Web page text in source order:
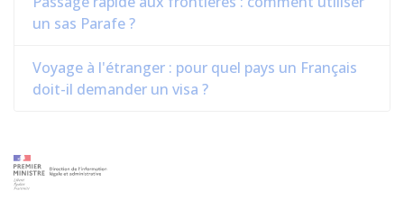
un sas Parafe ?
Voyage à l'étranger : pour quel pays un Français
doit-il demander un visa ?